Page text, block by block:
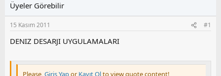
u
y
u
a
l
l
a
ı
t
a
Üyeler Görebilir
15 Kasım 2011 #1
DENIZ DESARJI UYGULAMALARI
Please,Giriş Yapor Kayıt Olto view quote content!